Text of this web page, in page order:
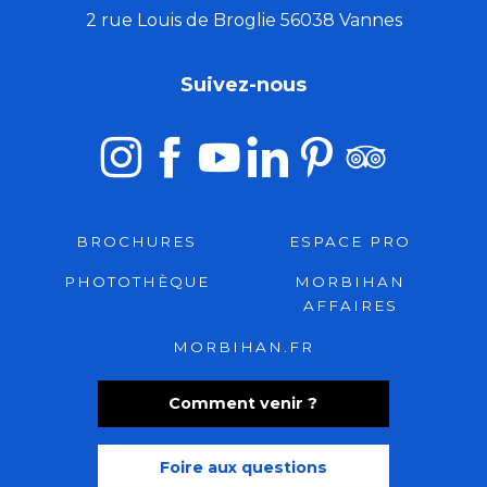
2 rue Louis de Broglie 56038 Vannes
Comment venir ?
Foire aux questions
Suivez-nous
BROCHURES ESPACE PRO
PHOTOTHÈQUE
MORBIHAN
AFFAIRES
MORBIHAN.FR